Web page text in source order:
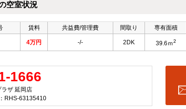
空室状況
賃料 共益費/管理費 間取り 専有面積
4万円 -/- 2DK 39.6ｍ2
1666
ザ 延岡店
RHS-63135410